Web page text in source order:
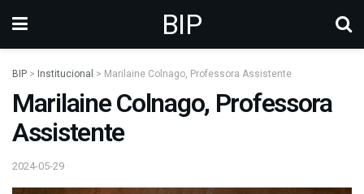
BIP
BIP > Institucional > Marilaine Colnago, Professora Assistente
Marilaine Colnago, Professora
Assistente
2024-05-29